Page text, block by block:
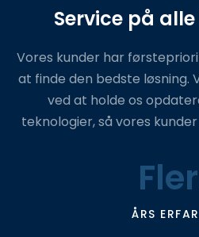
Service på
​Vores kunder har
at finde den bedste løsning.
ved at holde os
teknologier, så vores
ÅRS